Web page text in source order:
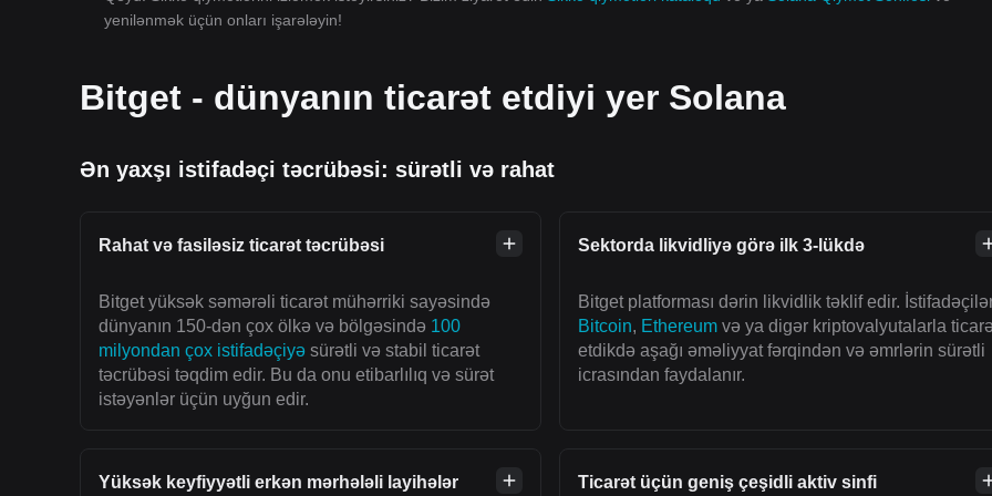
yenilənmək üçün onları işarələyin!
Bitget - dünyanın ticarət etdiyi yer Solana
Ən yaxşı istifadəçi təcrübəsi: sürətli və rahat
Rahat və fasiləsiz ticarət təcrübəsi
Bitget yüksək səmərəli ticarət mühərriki sayəsində
dünyanın 150-dən çox ölkə və bölgəsində 100
milyondan çox istifadəçiyə sürətli və stabil ticarət
təcrübəsi təqdim edir. Bu da onu etibarlılıq və sürət
istəyənlər üçün uyğun edir.
Sektorda likvidliyə görə ilk 3-lükdə
Bitget platforması dərin likvidlik təklif edir.
Bitcoin, Ethereum və ya digər kriptovalyutalarla
etdikdə aşağı əməliyyat fərqindən və əmrlərin sürətli
icrasından faydalanır.
Yüksək keyfiyyətli erkən mərhələli layihələr Ticarət üçün geniş çeşidli aktiv sinfi